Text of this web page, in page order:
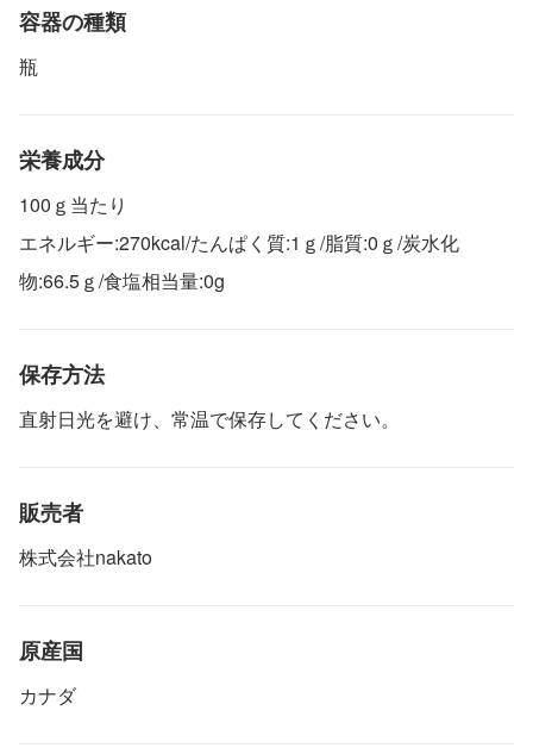
容器の種類
瓶
栄養成分
100ｇ当たり
エネルギー:270kcal/たんぱく質:1ｇ/脂質:0ｇ/炭水化
物:66.5ｇ/食塩相当量:0g
保存方法
直射日光を避け、常温で保存してください。
販売者
株式会社nakato
原産国
カナダ